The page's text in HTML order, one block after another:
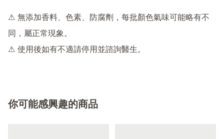
⚠ 無添加香料、色素、防腐劑，每批顏色氣味可能略有不
同，屬正常現象。
⚠ 使用後如有不適請停用並諮詢醫生。
你可能感興趣的商品